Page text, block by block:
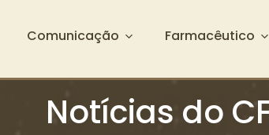
Comunicação Farmacêutico
Notícias do